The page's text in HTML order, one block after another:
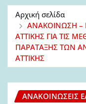
Αρχική σελίδα
ΑΝΑΚΟΙΝΩΣΗ –
ΑΤΤΙΚΗΣ ΓΙΑ ΤΙΣ
ΠΑΡΑΤΑΞΗΣ ΤΩΝ
ΑΤΤΙΚΗΣ
ΑΝΑΚΟΙΝΏΣΕΙΣ